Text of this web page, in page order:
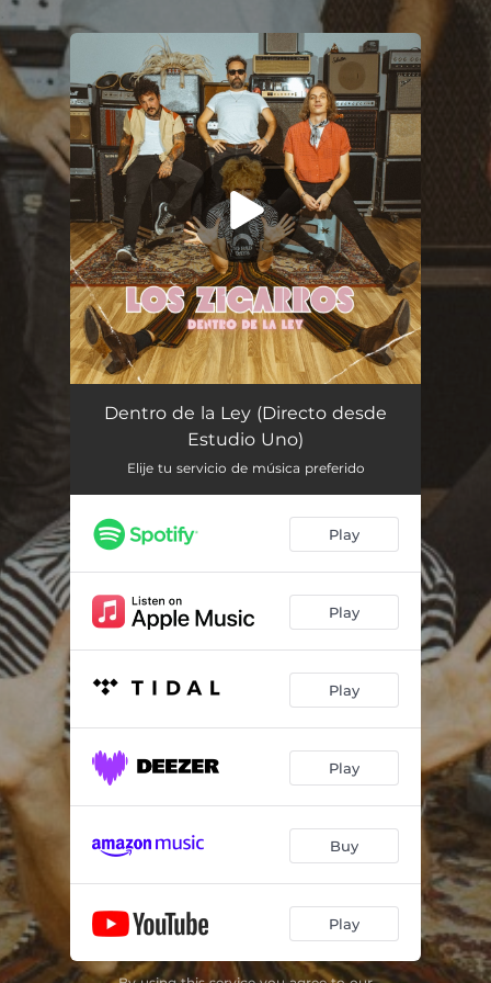
You're all set!
Dentro de la Ley (Directo desde Estudio Uno) 03:18
Dentro de la Ley (Directo desde
Estudio Uno)
Elije tu servicio de música preferido
Play
Play
Play
Play
Buy
Play